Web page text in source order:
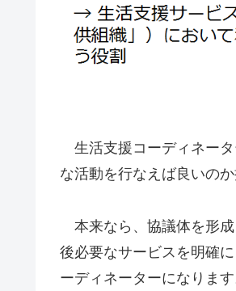
生活支援コーディネータ
な活動を行なえば良いの
本来なら、協議体を形成
後必要なサービスを明確
ーディネーターになります